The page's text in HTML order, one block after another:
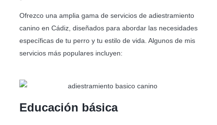
Ofrezco una amplia gama de servicios de adiestramiento
canino en Cádiz, diseñados para abordar las necesidades
específicas de tu perro y tu estilo de vida. Algunos de mis
servicios más populares incluyen:
Educación básica